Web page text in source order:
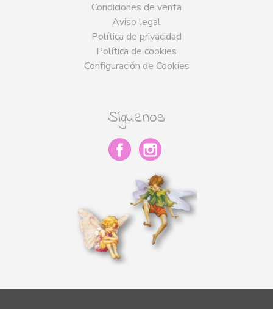
Condiciones de venta
Aviso legal
Política de privacidad
Política de cookies
Configuración de Cookies
Síguenos